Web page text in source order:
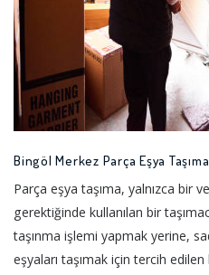
Bingöl Merkez Parça Eşya
Parça eşya taşıma, yalnızca bir
gerektiğinde kullanılan bir
taşınma işlemi yapmak yerine,
eşyaları taşımak için tercih